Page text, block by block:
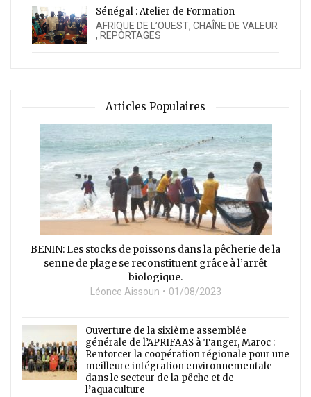
Sénégal : Atelier de Formation
AFRIQUE DE L’OUEST, CHAÎNE DE VALEUR
, REPORTAGES
Articles Populaires
BENIN: Les stocks de poissons dans la pêcherie de la
senne de plage se reconstituent grâce à l’arrêt
biologique.
Léonce Aissoun 01/08/2023
Ouverture de la sixième assemblée
générale de l’APRIFAAS à Tanger, Maroc :
Renforcer la coopération régionale pour une
meilleure intégration environnementale
dans le secteur de la pêche et de
l’aquaculture